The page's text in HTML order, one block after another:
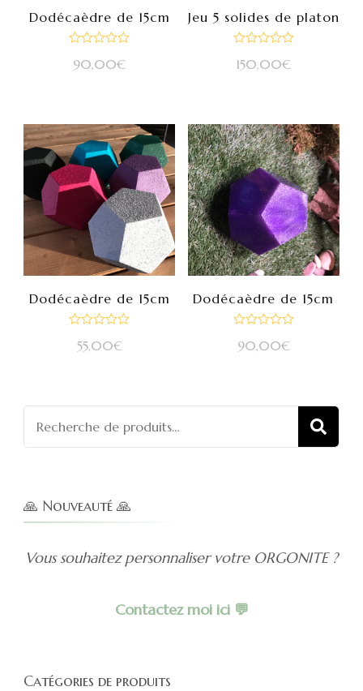
Dodécaèdre de 15cm
090,00€
Jeu 5 solides de platon
150,00€
Dodécaèdre de 15cm
55,00€
Dodécaèdre de 15cm
090,00€
pour :
🙏 Nouveauté 🙏
Vous souhaitez personnaliser votre ORGONITE ?
Contactez moi ici 💬
Catégories de produits